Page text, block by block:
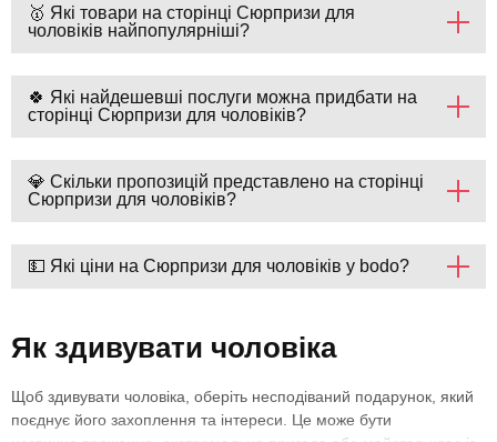
🥇 Які товари на сторінці Сюрпризи для
чоловіків найпопулярніші?
🍀 Які найдешевші послуги можна придбати на
сторінці Сюрпризи для чоловіків?
💎 Скільки пропозицій представлено на сторінці
Сюрпризи для чоловіків?
💵 Які ціни на Сюрпризи для чоловіків у bodo?
Як здивувати чоловіка
Щоб здивувати чоловіка, оберіть несподіваний подарунок, який
поєднує його захоплення та інтереси. Це може бути